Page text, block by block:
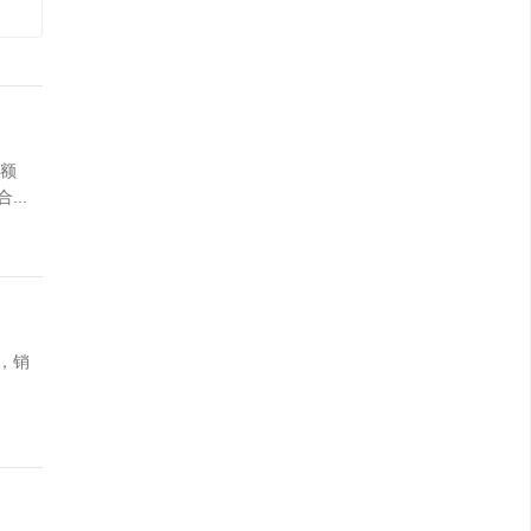
...
销